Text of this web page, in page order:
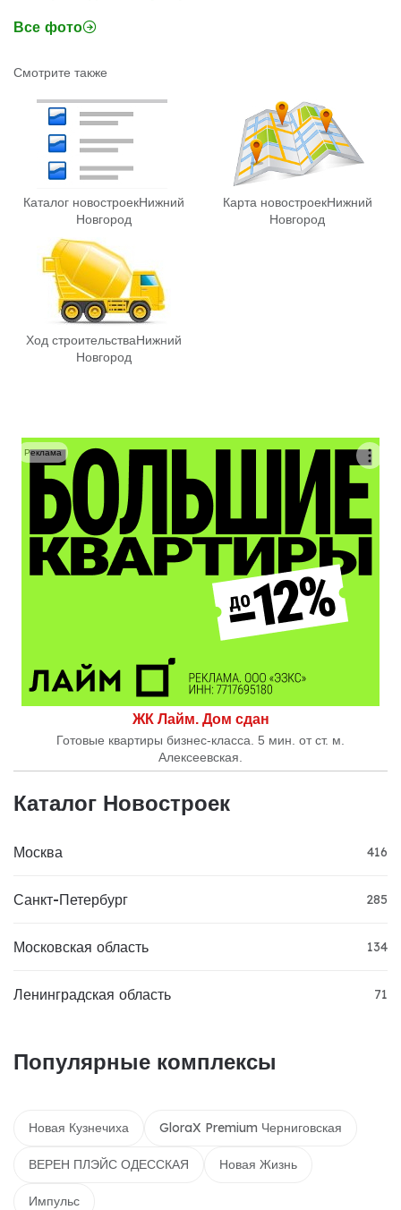
Все фото
Смотрите также
Каталог новостроекНижний
Новгород
Карта новостроекНижний
Новгород
Ход строительстваНижний
Новгород
ЖК Лайм. Дом сдан
Готовые квартиры бизнес-класса. 5 мин. от ст. м.
Алексеевская.
Реклама
Каталог Новостроек
Москва 416
Санкт-Петербург 285
Московская область 134
Ленинградская область 71
Популярные комплексы
Новая Кузнечиха GloraX Premium Черниговская
ВЕРЕН ПЛЭЙС ОДЕССКАЯ Новая Жизнь
Импульс